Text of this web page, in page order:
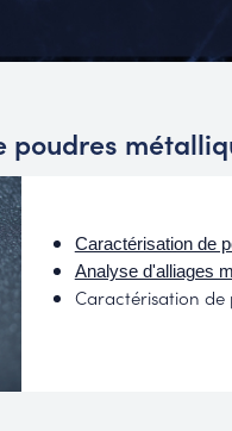
Caractérisation de
Analyse d'alliages
Caractérisation